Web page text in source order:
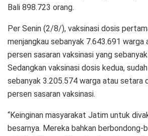
Bali 898.723 orang.
Per Senin (2/8/), vaksinasi dosis
menjangkau sebanyak 7.643.691 warga
persen sasaran vaksinasi yang
Sedangkan vaksinasi dosis kedua,
sebanyak 3.205.574 warga atau setara
persen sasaran vaksinasi.
“Keinginan masyarakat Jatim untuk
besarnya. Mereka bahkan berbondong-